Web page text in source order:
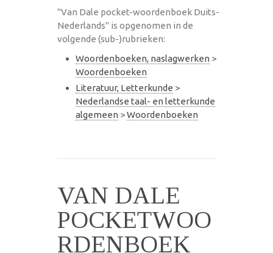
"Van Dale pocket-woordenboek Duits-
Nederlands" is opgenomen in de
volgende (sub-)rubrieken:
Woordenboeken, naslagwerken >
Woordenboeken
Literatuur, Letterkunde >
Nederlandse taal- en letterkunde
algemeen >Woordenboeken
VAN DALE
POCKETWOO
RDENBOEK